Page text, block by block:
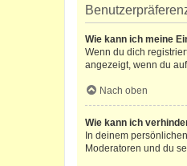
Wie kann ich meine
Wenn du dich
angezeigt, wenn du
Nach oben
Wie kann ich
In deinem
Moderatoren und du